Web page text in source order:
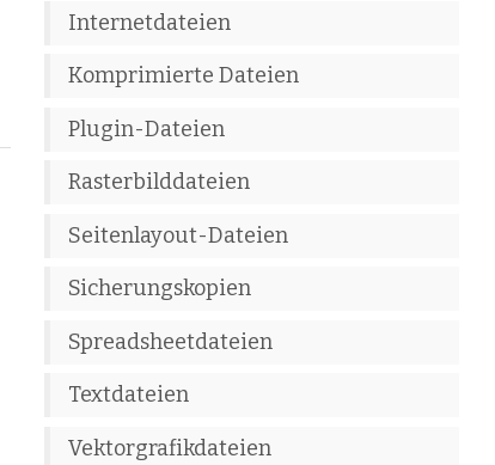
Internetdateien
Komprimierte Dateien
Plugin-Dateien
Rasterbilddateien
Seitenlayout-Dateien
Sicherungskopien
Spreadsheetdateien
Textdateien
Vektorgrafikdateien